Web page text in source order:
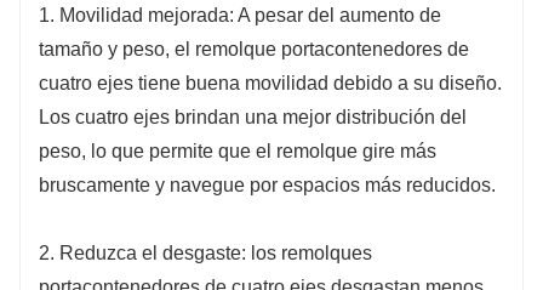
1. Movilidad mejorada: A pesar del aumento de
tamaño y peso, el remolque portacontenedores de
cuatro ejes tiene buena movilidad debido a su diseño.
Los cuatro ejes brindan una mejor distribución del
peso, lo que permite que el remolque gire más
bruscamente y navegue por espacios más reducidos.
2. Reduzca el desgaste: los remolques